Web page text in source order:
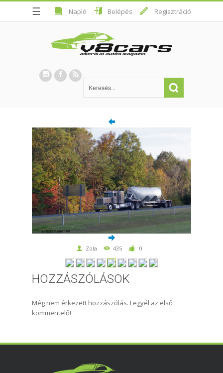
☰ Napló Belépés Regisztráció
Zola 435 0
HOZZÁSZÓLÁSOK
Még nem érkezett hozzászólás. Legyél az első
kommentelő!